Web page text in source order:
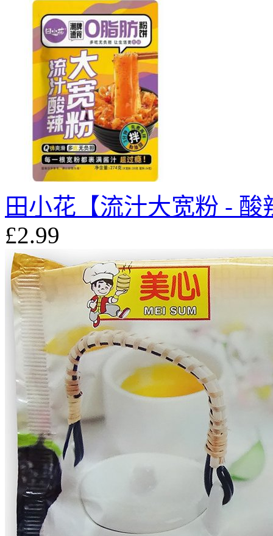
田小花【流汁大宽粉 - 酸
£2.99